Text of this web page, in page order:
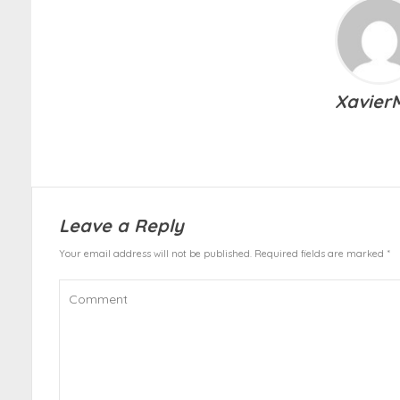
Leave a Reply
Your email address will not be published. Required fields are marked *